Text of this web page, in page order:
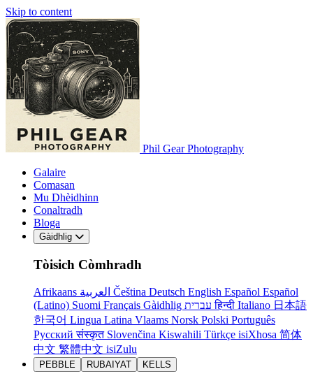
Skip to content
Phil Gear Photography
Galaire
Comasan
Mu Dhèidhinn
Conaltradh
Bloga
Gàidhlig
Tòisich Còmhradh
Afrikaans Čeština Deutsch English Español Español
(Latino) Suomi Français Gàidhlig עבריתहिन्दी Italiano 日本語
한국어 Lingua Latina Vlaams Norsk Polski Português
Русскийसंस्कृत Slovenčina Kiswahili Türkçe isiXhosa 简体
中文 繁體中文 isiZulu
PEBBLE RUBAIYAT KELLS